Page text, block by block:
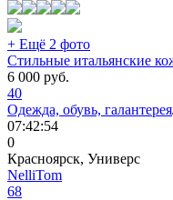
+ Ещё 2 фото
Стильные итальянские
6 000 руб.
40
Одежда, обувь, галантерея
07:42:54
0
Красноярск, Универс
NelliTom
68